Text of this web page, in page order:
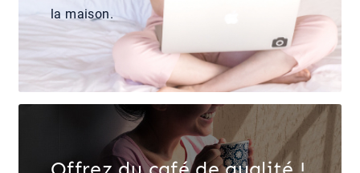
la maison.